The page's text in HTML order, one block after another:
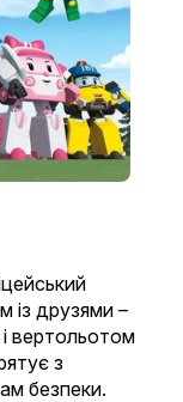
із друзями –
вертольотом
з
безпеки.